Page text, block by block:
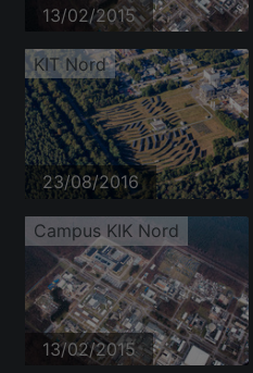
13/02/2015
KIT Nord
23/08/2016
Campus KIK Nord
13/02/2015